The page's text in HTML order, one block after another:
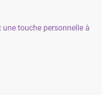
touche personnelle à